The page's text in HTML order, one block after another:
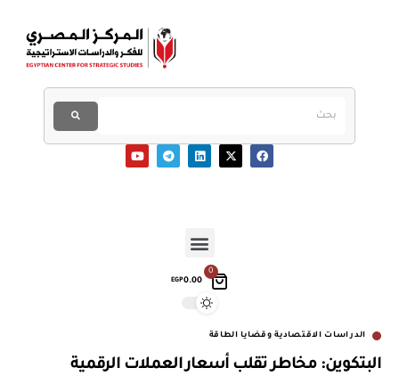
0
EGP0.00
الدراسات الاقتصادية وقضايا الطاقة
البتكوين: مخاطر تقلب أسعار العملات الرقمية